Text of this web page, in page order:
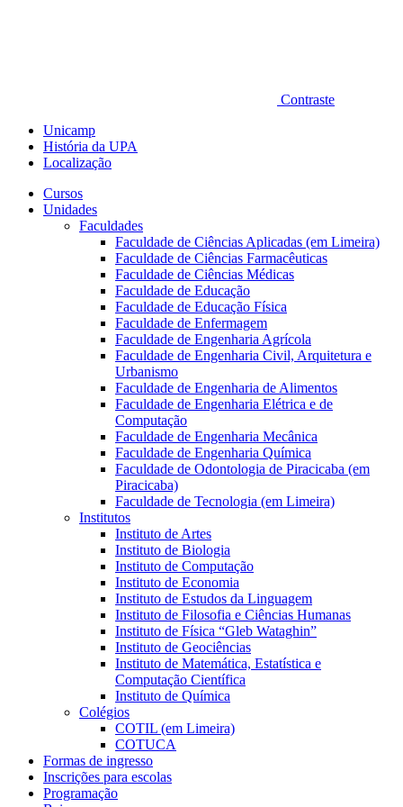
Contraste
Unicamp
História da UPA
Localização
Cursos
Unidades
Faculdades
Faculdade de Ciências Aplicadas (em Limeira)
Faculdade de Ciências Farmacêuticas
Faculdade de Ciências Médicas
Faculdade de Educação
Faculdade de Educação Física
Faculdade de Enfermagem
Faculdade de Engenharia Agrícola
Faculdade de Engenharia Civil, Arquitetura e
Urbanismo
Faculdade de Engenharia de Alimentos
Faculdade de Engenharia Elétrica e de
Computação
Faculdade de Engenharia Mecânica
Faculdade de Engenharia Química
Faculdade de Odontologia de Piracicaba (em
Piracicaba)
Faculdade de Tecnologia (em Limeira)
Institutos
Instituto de Artes
Instituto de Biologia
Instituto de Computação
Instituto de Economia
Instituto de Estudos da Linguagem
Instituto de Filosofia e Ciências Humanas
Instituto de Física “Gleb Wataghin”
Instituto de Geociências
Instituto de Matemática, Estatística e
Computação Científica
Instituto de Química
Colégios
COTIL (em Limeira)
COTUCA
Formas de ingresso
Inscrições para escolas
Programação